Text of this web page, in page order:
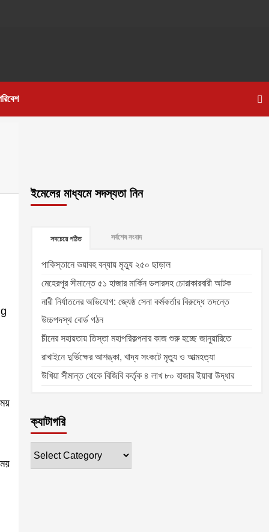
ইমেলের মাধ্যমে সদস্যতা নিন
সবচেয়ে পঠিত সর্বশেষ সংবাদ
পাকিস্তানে ভয়াবহ বন্যায় মৃত্যু ২৫০ ছাড়াল
মেহেরপুর সীমান্তে ৫১ হাজার মার্কিন ডলারসহ চোরাকারবারী আটক
নারী নির্যাতনের অভিযোগ: জ্যেষ্ঠ সেনা কর্মকর্তার বিরুদ্ধে তদন্তে
উচ্চপদস্থ বোর্ড গঠন
চীনের সহায়তায় তিস্তা মহাপরিকল্পনার কাজ শুরু হচ্ছে জানুয়ারিতে
রাখাইনে দুর্ভিক্ষের আশঙ্কা, খাদ্য সংকটে মৃত্যু ও আত্মহত্যা
উখিয়া সীমান্ত থেকে বিজিবি কর্তৃক ৪ লাখ ৮০ হাজার ইয়াবা উদ্ধার
ক্যাটাগরি